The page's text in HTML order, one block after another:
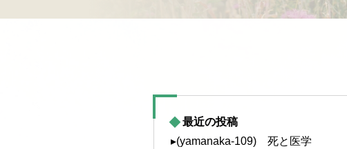
最近の投稿
▸(yamanaka-109) 死と医学